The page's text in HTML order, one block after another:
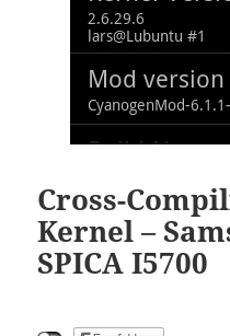
Cross-
Kernel –
SPICA I5700